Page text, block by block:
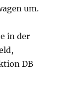
um.
in der
DB